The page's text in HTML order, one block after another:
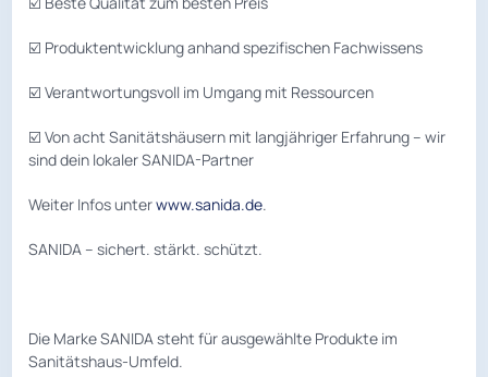
☑️ Produktentwicklung anhand spezifischen Fachwissens
☑️ Verantwortungsvoll im Umgang mit Ressourcen
☑️ Von acht Sanitätshäusern mit langjähriger Erfahrung – wir
sind dein lokaler SANIDA-Partner
Weiter Infos unterwww.sanida.de.
SANIDA – sichert. stärkt. schützt.
Die Marke SANIDA steht für ausgewählte Produkte im
Sanitätshaus-Umfeld.